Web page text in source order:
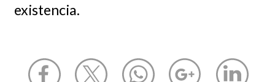
existencia.